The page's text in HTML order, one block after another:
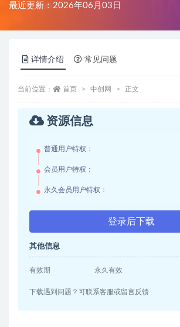
最近更新：2026年06月03日
详情介绍 常见问题
当前位置： 首页 中创网 正文
资源信息
普通用户特权：
会员用户特权：
永久会员用户特权：
登录后下载
其他信息
有效期 永久有效
下载遇到问题？可联系客服或留言反馈